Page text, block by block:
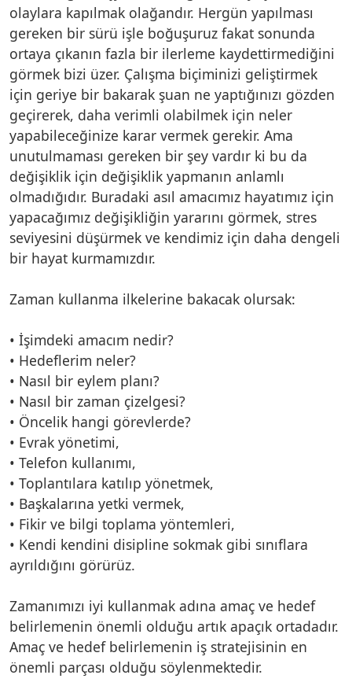
olaylara kapılmak olağandır. Hergün yapılması
gereken bir sürü işle boğuşuruz fakat sonunda
ortaya çıkanın fazla bir ilerleme kaydettirmediğini
görmek bizi üzer. Çalışma biçiminizi geliştirmek
için geriye bir bakarak şuan ne yaptığınızı gözden
geçirerek, daha verimli olabilmek için neler
yapabileceğinize karar vermek gerekir. Ama
unutulmaması gereken bir şey vardır ki bu da
değişiklik için değişiklik yapmanın anlamlı
olmadığıdır. Buradaki asıl amacımız hayatımız için
yapacağımız değişikliğin yararını görmek, stres
seviyesini düşürmek ve kendimiz için daha dengeli
bir hayat kurmamızdır.
Zaman kullanma ilkelerine bakacak olursak:
• İşimdeki amacım nedir?
• Hedeflerim neler?
• Nasıl bir eylem planı?
• Nasıl bir zaman çizelgesi?
• Öncelik hangi görevlerde?
• Evrak yönetimi,
• Telefon kullanımı,
• Toplantılara katılıp yönetmek,
• Başkalarına yetki vermek,
• Fikir ve bilgi toplama yöntemleri,
• Kendi kendini disipline sokmak gibi sınıflara
ayrıldığını görürüz.
Zamanımızı iyi kullanmak adına amaç ve hedef
belirlemenin önemli olduğu artık apaçık ortadadır.
Amaç ve hedef belirlemenin iş stratejisinin en
önemli parçası olduğu söylenmektedir.